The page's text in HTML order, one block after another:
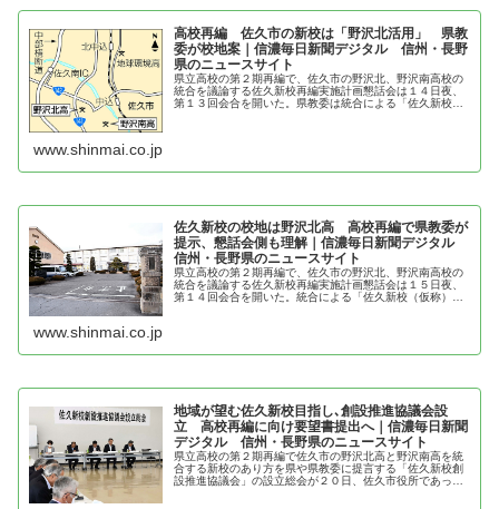
高校再編 佐久市の新校は「野沢北活用」 県教
委が校地案｜信濃毎日新聞デジタル 信州・長野
県のニュースサイト
県立高校の第２期再編で、佐久市の野沢北、野沢南高校の
統合を議論する佐久新校再編実施計画懇話会は１４日夜、
第１３回会合を開いた。県教委は統合による「佐久新校
www.shinmai.co.jp
佐久新校の校地は野沢北高 高校再編で県教委が
提示、懇話会側も理解｜信濃毎日新聞デジタル
信州・長野県のニュースサイト
県立高校の第２期再編で、佐久市の野沢北、野沢南高校の
統合を議論する佐久新校再編実施計画懇話会は１５日夜、
第１４回会合を開いた。統合による「佐久新校（仮称）」
www.shinmai.co.jp
地域が望む佐久新校目指し､創設推進協議会設
立 高校再編に向け要望書提出へ｜信濃毎日新聞
デジタル 信州・長野県のニュースサイト
県立高校の第２期再編で佐久市の野沢北高と野沢南高を統
合する新校のあり方を県や県教委に提言する「佐久新校創
設推進協議会」の設立総会が２０日、佐久市役所であっ